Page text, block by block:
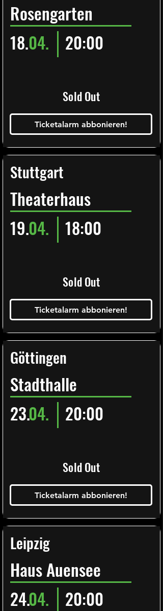
Rosengarten
18.04. 20:00
Sold Out
Ticketalarm abbonieren!
Stuttgart
Theaterhaus
19.04. 18:00
Sold Out
Ticketalarm abbonieren!
Göttingen
Stadthalle
23.04. 20:00
Sold Out
Ticketalarm abbonieren!
Leipzig
Haus Auensee
24.04. 20:00